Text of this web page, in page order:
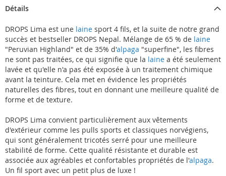
Détails
DROPS Lima est une laine sport 4 fils, et la suite de notre grand
succès et bestseller DROPS Nepal. Mélange de 65 % de laine
"Peruvian Highland" et de 35% d'alpaga "superfine", les fibres
ne sont pas traitées, ce qui signifie que la laine a été seulement
lavée et qu'elle n'a pas été exposée à un traitement chimique
avant la teinture. Cela met en évidence les propriétés
naturelles des fibres, tout en donnant une meilleure qualité de
forme et de texture.
DROPS Lima convient particulièrement aux vêtements
d'extérieur comme les pulls sports et classiques norvégiens,
qui sont généralement tricotés serré pour une meilleure
stabilité de forme. Cette qualité résistante et durable est
associée aux agréables et confortables propriétés de l'alpaga.
Un fil sport avec un petit plus de luxe !